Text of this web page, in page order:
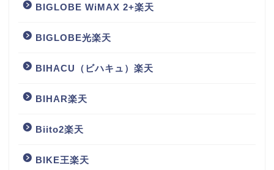
BIGLOBE WiMAX 2+楽天
BIGLOBE光楽天
BIHACU（ビハキュ）楽天
BIHAR楽天
Biito2楽天
BIKE王楽天